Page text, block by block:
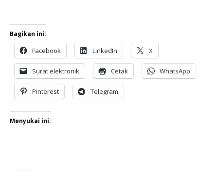
Bagikan ini:
Facebook LinkedIn X
Surat elektronik Cetak WhatsApp
Pinterest Telegram
Menyukai ini: